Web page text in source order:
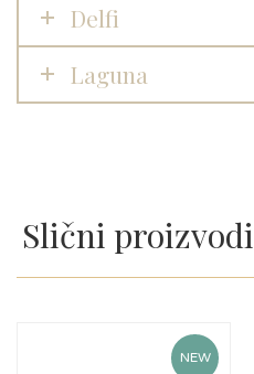
Delfi
Laguna
Slični proizvodi
NEW